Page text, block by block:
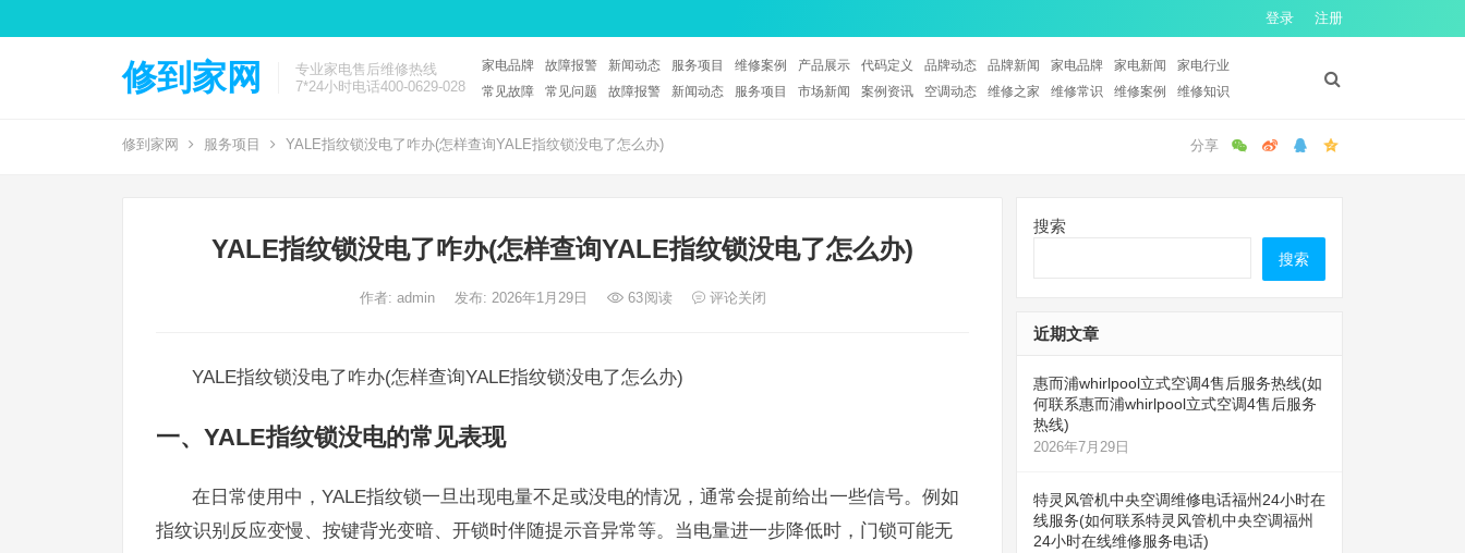
登录 注册
修到家网
专业家电售后维修热线
7*24小时电话400-0629-028
家电品牌 故障报警 新闻动态 服务项目 维修案例 产品展示 代码定义 品牌动态 品牌新闻 家电品牌 家电新闻
家电行业
常见故障
常见问题 故障报警 新闻动态 服务项目 市场新闻 案例资讯 空调动态 维修之家 维修常识 维修案例 维修知识
修到家网 服务项目 YALE指纹锁没电了咋办(怎样查询YALE指纹锁没电了怎么办)
YALE指纹锁没电了咋办(怎样查询YALE指纹锁没电了怎么办)
作者: admin 发布: 2026年1月29日 63阅读 评论关闭
YALE指纹锁没电了咋办(怎样查询YALE指纹锁没电了怎么办)
一、YALE指纹锁没电的常见表现
在日常使用中，YALE指纹锁一旦出现电量不足或没电的情况，通常会提前给出一些信号。例如
指纹识别反应变慢、按键背光变暗、开锁时伴随提示音异常等。当电量进一步降低时，门锁可能无
搜索
搜索
近期文章
惠而浦whirlpool立式空调4售后服务热线(如
何联系惠而浦whirlpool立式空调4售后服务
热线)
2026年7月29日
特灵风管机中央空调维修电话福州24小时在
线服务(如何联系特灵风管机中央空调福州
24小时在线维修服务电话)